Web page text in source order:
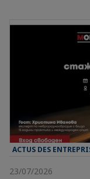
ACTUS DES
23/07/2026